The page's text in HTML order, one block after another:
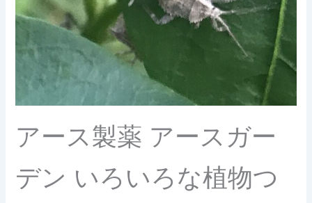
アース製薬 アースガー
デン いろいろな植物つ